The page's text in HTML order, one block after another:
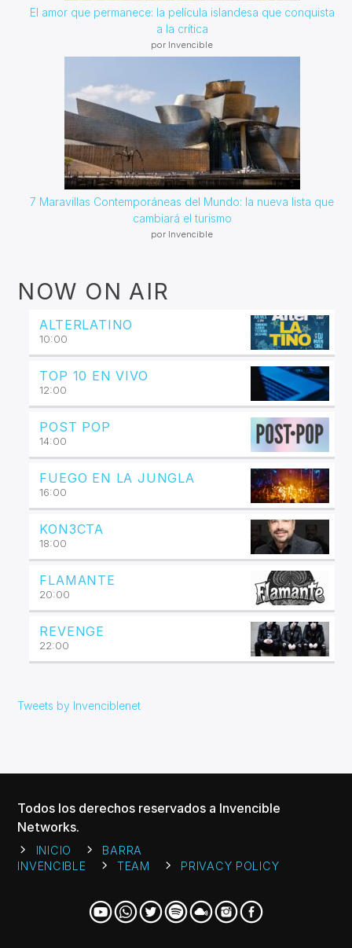
El amor que permanece: la película islandesa que conquista
a la crítica
por Invencible
7 Maravillas Contemporáneas del Mundo: la nueva lista que
cambiará el turismo
por Invencible
NOW ON AIR
ALTERLATINO
10:00
TOP 10 EN VIVO
12:00
POST POP
14:00
FUEGO EN LA JUNGLA
16:00
KON3CTA
18:00
FLAMANTE
20:00
REVENGE
22:00
Tweets by Invenciblenet
Todos los derechos reservados a Invencible
Networks.
INICIO
BARRA
INVENCIBLE
TEAM PRIVACY POLICY